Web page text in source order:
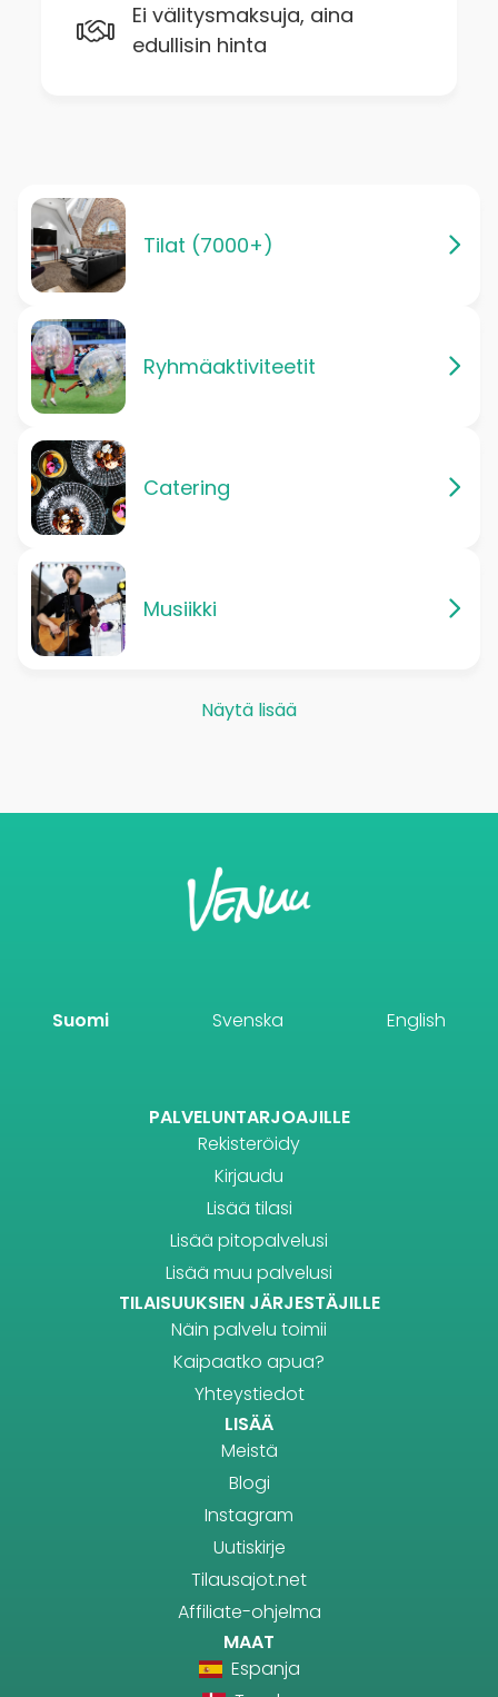
Ei välitysmaksuja, aina
edullisin hinta
Tilat (7000+)
Ryhmäaktiviteetit
Catering
Musiikki
Näytä lisää
Suomi Svenska English
PALVELUNTARJOAJILLE
Rekisteröidy
Kirjaudu
Lisää tilasi
Lisää pitopalvelusi
Lisää muu palvelusi
TILAISUUKSIEN JÄRJESTÄJILLE
Näin palvelu toimii
Kaipaatko apua?
Yhteystiedot
LISÄÄ
Meistä
Blogi
Instagram
Uutiskirje
Tilausajot.net
Affiliate-ohjelma
MAAT
Espanja